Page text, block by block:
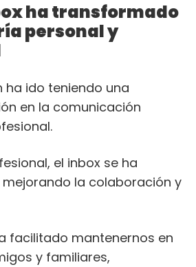
ha transformado
personal y
ha ido teniendo una
en la comunicación
el inbox se ha
la colaboración y
facilitado mantenernos en
y familiares,